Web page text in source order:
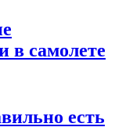
в самолете
есть